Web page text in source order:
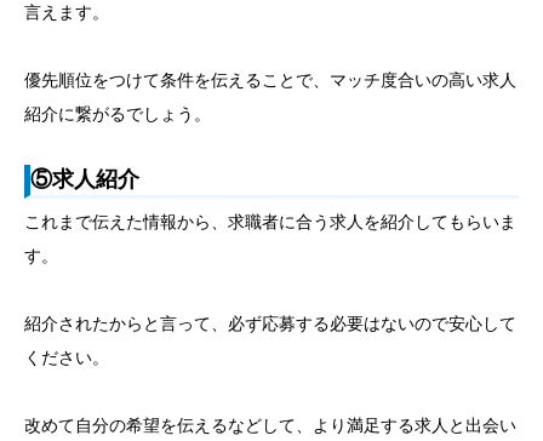
言えます。
優先順位をつけて条件を伝えることで、マッチ度合いの高い求人
紹介に繋がるでしょう。
⑤求人紹介
これまで伝えた情報から、求職者に合う求人を紹介してもらいま
す。
紹介されたからと言って、必ず応募する必要はないので安心して
ください。
改めて自分の希望を伝えるなどして、より満足する求人と出会い